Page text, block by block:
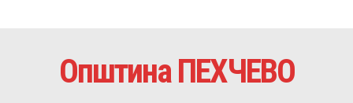
Општина ПЕХЧЕВО